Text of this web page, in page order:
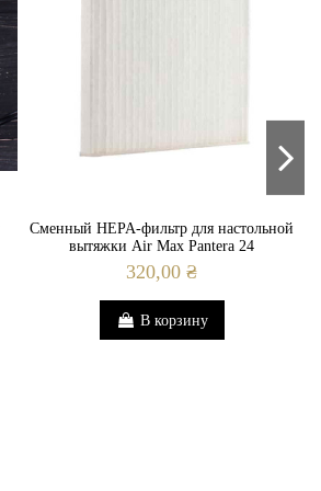
Сменный HEPA-фильтр для настольной
вытяжки Air Max Pantera 24
320,00 ₴
В корзину